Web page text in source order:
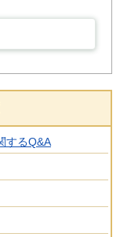
するQ&A